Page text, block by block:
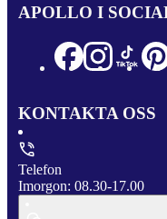
APOLLO I
KONTAKTA OSS
Telefon
Imorgon: 08.30-17.00